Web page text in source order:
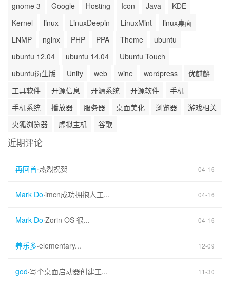
gnome 3
Google Hosting Icon Java
KDE
Kernel
linux LinuxDeepin LinuxMint
linux桌面
LNMP
nginx PHP PPA Theme
ubuntu
ubuntu 12.04
ubuntu 14.04
Ubuntu Touch
ubuntu衍生版
Unity web wine wordpress
优麒麟
工具软件
开源信息 开源系统 开源软件
手机
手机系统
播放器 服务器 桌面美化 浏览器
游戏相关
火狐浏览器
虚拟主机 谷歌
近期评论
再回首·热烈祝贺 04-16
Mark Do·imcn成功拥抱人工... 04-16
Mark Do·Zorin OS 很... 04-16
养乐多·elementary... 12-09
god·写个桌面启动器创建工... 11-30